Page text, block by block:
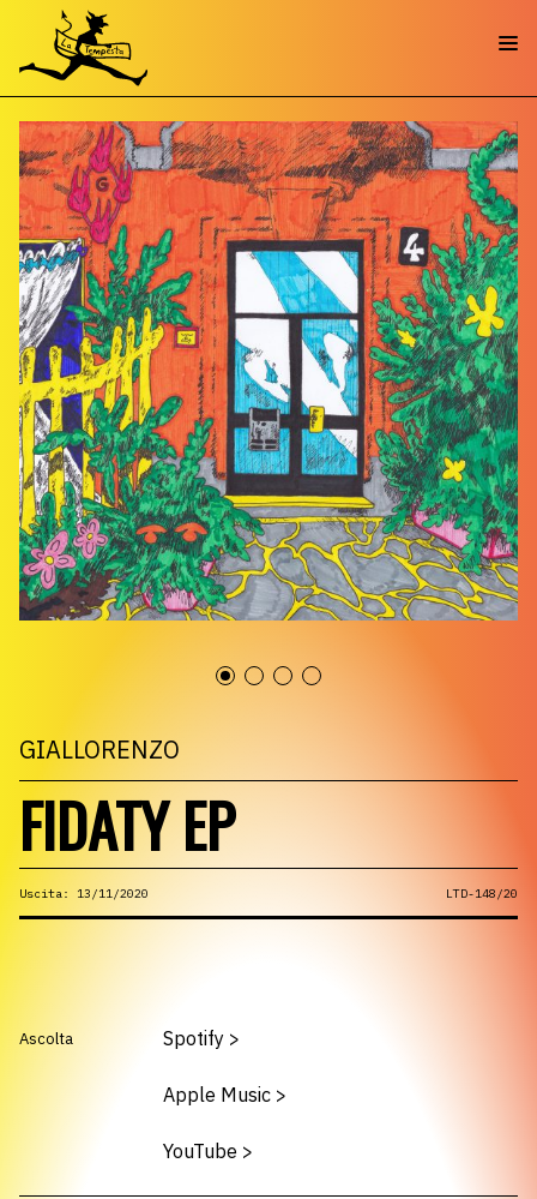
GIALLORENZO
FIDATY EP
Uscita: 13/11/2020 LTD-148/20
Ascolta Spotify >
Apple Music >
YouTube >